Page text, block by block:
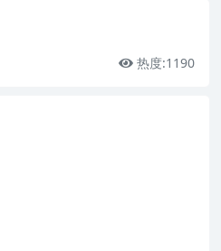
热度:1190